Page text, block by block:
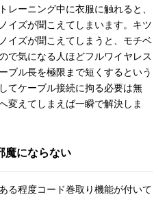
レーニング中に衣服に触れると、
イズが聞こえてしまいます。キツ
イズが聞こえてしまうと、モチベ
で気になる人ほどフルワイヤレス
ブル長を極限まで短くするという
てケーブル接続に拘る必要は無
変えてしまえば一瞬で解決しま
魔にならない
る程度コード巻取り機能が付いて